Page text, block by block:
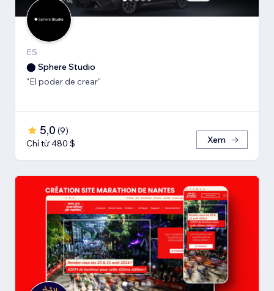
ES
⬤ Sphere Studio
"El poder de crear"
5,0 (9)
Chỉ từ 480 $
Xem